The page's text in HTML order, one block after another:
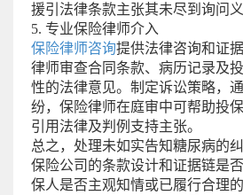
援引法律条款主张其未尽到询问义
5. 专业保险律师介入
保险律师咨询提供法律咨询和证
律师审查合同条款、病历记录及
性的法律意见。制定诉讼策略，
纷，保险律师在庭审中可帮助投
引用法律及判例支持主张。
总之，处理未如实告知糖尿病的
保险公司的条款设计和证据链是
保人是否主观知情或已履行合理